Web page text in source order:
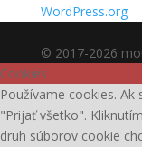
WordPress.org
© 2017-2026
Cookies
Používame cookies.
"Prijať všetko".
druh súborov cookie